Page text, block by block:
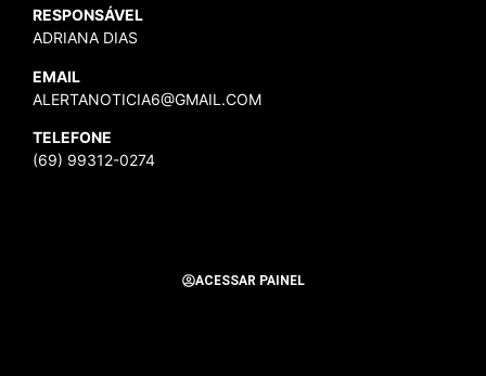
RESPONSÁVEL
ADRIANA DIAS
EMAIL
ALERTANOTICIA6@GMAIL.COM
TELEFONE
(69) 99312-0274
ACESSAR PAINEL